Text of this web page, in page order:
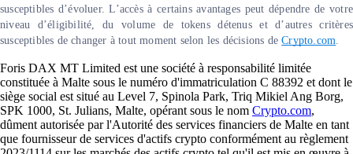
susceptibles d’évoluer. L’accès à certains avantages peut dépendre de votre
niveau d’éligibilité, du volume de tokens détenus et d’autres critères
susceptibles de changer à tout moment selon les décisions deCrypto.com.
Foris DAX MT Limited est une société à responsabilité limitée
constituée à Malte sous le numéro d'immatriculation C 88392 et dont le
siège social est situé au Level 7, Spinola Park, Triq Mikiel Ang Borg,
SPK 1000, St. Julians, Malte, opérant sous le nom Crypto.com,
dûment autorisée par l'Autorité des services financiers de Malte en tant
que fournisseur de services d'actifs crypto conformément au règlement